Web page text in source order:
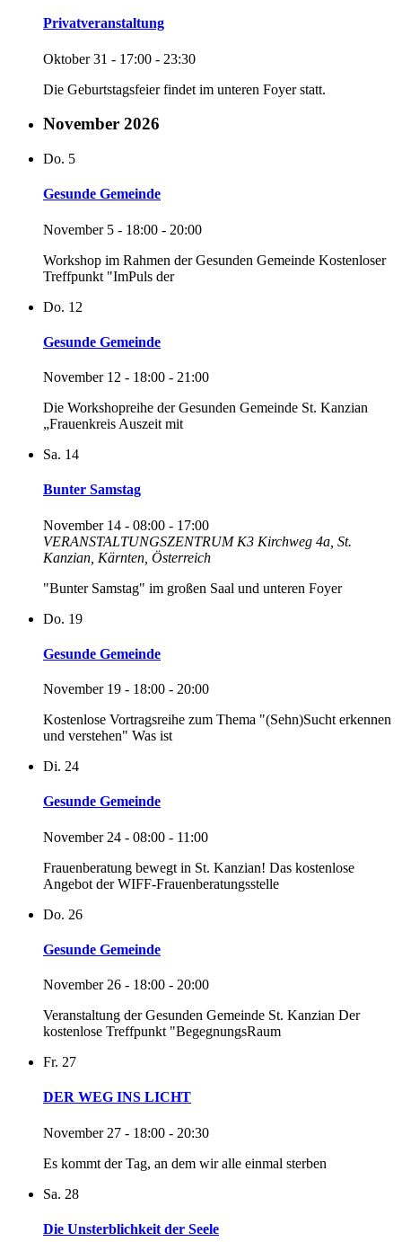
Privatveranstaltung
Oktober 31 - 17:00 - 23:30
Die Geburtstagsfeier findet im unteren Foyer statt.
November 2026
Do. 5
Gesunde Gemeinde
November 5 - 18:00 - 20:00
Workshop im Rahmen der Gesunden Gemeinde Kostenloser
Treffpunkt "ImPuls der
Do. 12
Gesunde Gemeinde
November 12 - 18:00 - 21:00
Die Workshopreihe der Gesunden Gemeinde St. Kanzian
„Frauenkreis Auszeit mit
Sa. 14
Bunter Samstag
November 14 - 08:00 - 17:00
VERANSTALTUNGSZENTRUM K3 Kirchweg 4a, St.
Kanzian, Kärnten, Österreich
"Bunter Samstag" im großen Saal und unteren Foyer
Do. 19
Gesunde Gemeinde
November 19 - 18:00 - 20:00
Kostenlose Vortragsreihe zum Thema "(Sehn)Sucht erkennen
und verstehen" Was ist
Di. 24
Gesunde Gemeinde
November 24 - 08:00 - 11:00
Frauenberatung bewegt in St. Kanzian! Das kostenlose
Angebot der WIFF-Frauenberatungsstelle
Do. 26
Gesunde Gemeinde
November 26 - 18:00 - 20:00
Veranstaltung der Gesunden Gemeinde St. Kanzian Der
kostenlose Treffpunkt "BegegnungsRaum
Fr. 27
DER WEG INS LICHT
November 27 - 18:00 - 20:30
Es kommt der Tag, an dem wir alle einmal sterben
Sa. 28
Die Unsterblichkeit der Seele